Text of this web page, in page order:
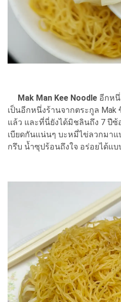
Mak Man Kee Noodle อีกห
เป็นอีกหนึ่งร้านจากตระกูล Mak
แล้ว และที่นี่ยังได้มิชลินถึง 7 ปีซ้
เบียดกันแน่นๆ บะหมี่ไข่ลวกมา
กรึบ น้ำซุปร้อนถึงใจ อร่อยได้แบ